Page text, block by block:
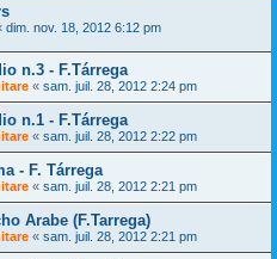
dim. nov. 18, 2012 6:12 pm
n.3 - F.Tárrega
« sam. juil. 28, 2012 2:24 pm
n.1 - F.Tárrega
« sam. juil. 28, 2012 2:22 pm
- F. Tárrega
« sam. juil. 28, 2012 2:21 pm
Arabe (F.Tarrega)
« sam. juil. 28, 2012 2:21 pm